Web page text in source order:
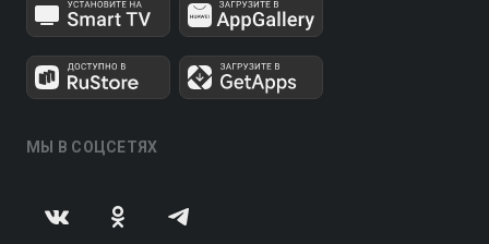
МЫ В СОЦСЕТЯХ